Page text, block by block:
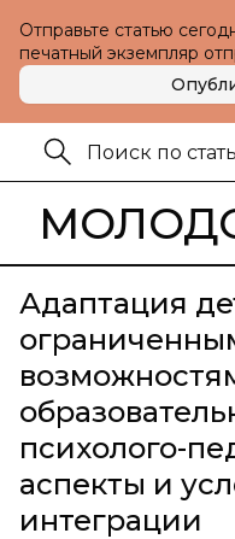
Отправьте статью
печатный экземпляр
Адаптация
психолого-
аспекты и
интеграции